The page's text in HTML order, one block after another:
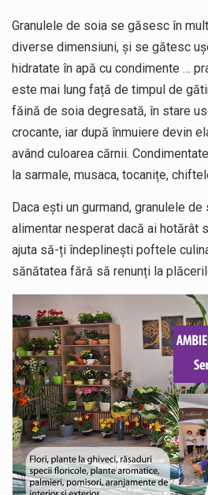
Granulele de soia se găsesc în
diverse dimensiuni, și se gătesc
hidratate în apă cu condimente …
este mai lung față de timpul de
făină de soia degresată, în stare
crocante, iar după înmuiere devin
având culoarea cărnii.
la sarmale, musaca, tocanițe,
Daca ești un gurmand, granulele
alimentar nesperat dacă ai hotărât
ajuta să-ți îndeplinești poftele
sănătatea fără să renunți la